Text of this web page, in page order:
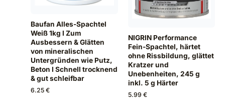
Baufan Alles-Spachtel
Weiß 1kg I Zum
Ausbessern & Glätten
von mineralischen
Untergründen wie Putz,
Beton I Schnell trocknend
& gut schleifbar
6.25 €
NIGRIN Performance
Fein-Spachtel, härtet
ohne Rissbildung, glättet
Kratzer und
Unebenheiten, 245 g
inkl. 5 g Härter
5.99 €